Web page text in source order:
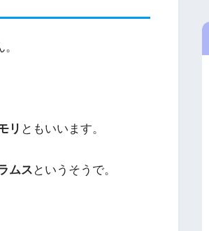
リ ともいいます。
ムス というそうで。